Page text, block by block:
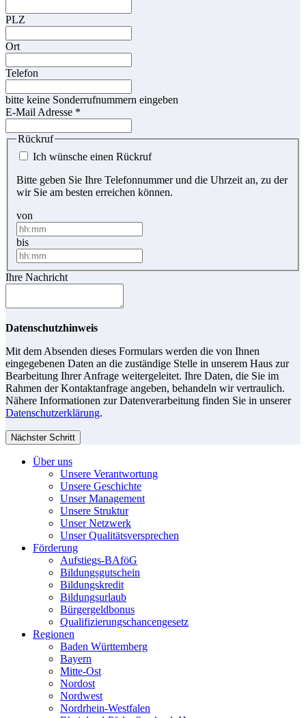
PLZ
Ort
Telefon
bitte keine Sonderrufnummern eingeben
E-Mail Adresse *
Rückruf
Ich wünsche einen Rückruf
Bitte geben Sie Ihre Telefonnummer und die Uhrzeit an, zu der
wir Sie am besten erreichen können.
von
bis
Ihre Nachricht
Datenschutzhinweis
Mit dem Absenden dieses Formulars werden die von Ihnen
eingegebenen Daten an die zuständige Stelle in unserem Haus zur
Bearbeitung Ihrer Anfrage weitergeleitet. Ihre Daten, die Sie im
Rahmen der Kontaktanfrage angeben, behandeln wir vertraulich.
Nähere Informationen zur Datenverarbeitung finden Sie in unserer
Datenschutzerklärung.
Nächster Schritt
Über uns
Unsere Verantwortung
Unsere Geschichte
Unser Management
Unsere Struktur
Unser Netzwerk
Unser Qualitätsversprechen
Förderung
Aufstiegs-BAföG
Bildungsgutschein
Bildungskredit
Bildungsurlaub
Bürgergeldbonus
Qualifizierungschancengesetz
Regionen
Baden Württemberg
Bayern
Mitte-Ost
Nordost
Nordwest
Nordrhein-Westfalen